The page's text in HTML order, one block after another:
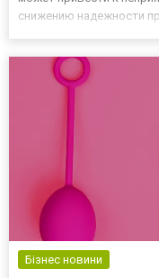
снижению надежности
смазка важ...
Бізнес новини